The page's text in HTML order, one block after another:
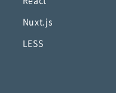
Nuxt.js
LESS